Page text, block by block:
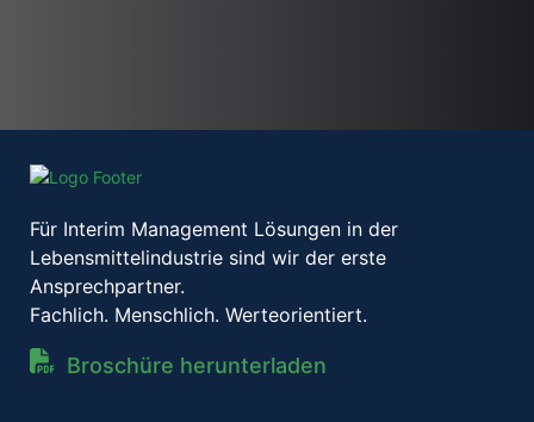
Für Interim Management Lösungen in der
Lebensmittelindustrie sind wir der erste
Ansprechpartner.
Fachlich. Menschlich. Werteorientiert.
Broschüre herunterladen